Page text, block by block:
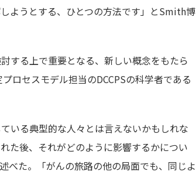
ようとする、ひとつの方法です」とSmith博
する上で重要となる、新しい概念をもたら
ロセスモデル担当のDCCPSの科学者である
いる典型的な人々とは言えないかもしれな
た後、それがどのように影響するかについ
べた。「がんの旅路の他の局面でも、同じよ